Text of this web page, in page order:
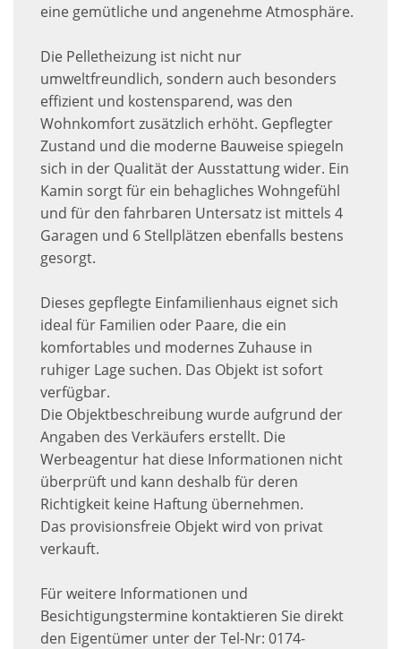
eine gemütliche und angenehme Atmosphäre.
Die Pelletheizung ist nicht nur
umweltfreundlich, sondern auch besonders
effizient und kostensparend, was den
Wohnkomfort zusätzlich erhöht. Gepflegter
Zustand und die moderne Bauweise spiegeln
sich in der Qualität der Ausstattung wider. Ein
Kamin sorgt für ein behagliches Wohngefühl
und für den fahrbaren Untersatz ist mittels 4
Garagen und 6 Stellplätzen ebenfalls bestens
gesorgt.
Dieses gepflegte Einfamilienhaus eignet sich
ideal für Familien oder Paare, die ein
komfortables und modernes Zuhause in
ruhiger Lage suchen. Das Objekt ist sofort
verfügbar.
Die Objektbeschreibung wurde aufgrund der
Angaben des Verkäufers erstellt. Die
Werbeagentur hat diese Informationen nicht
überprüft und kann deshalb für deren
Richtigkeit keine Haftung übernehmen.
Das provisionsfreie Objekt wird von privat
verkauft.
Für weitere Informationen und
Besichtigungstermine kontaktieren Sie direkt
den Eigentümer unter der Tel-Nr: 0174-